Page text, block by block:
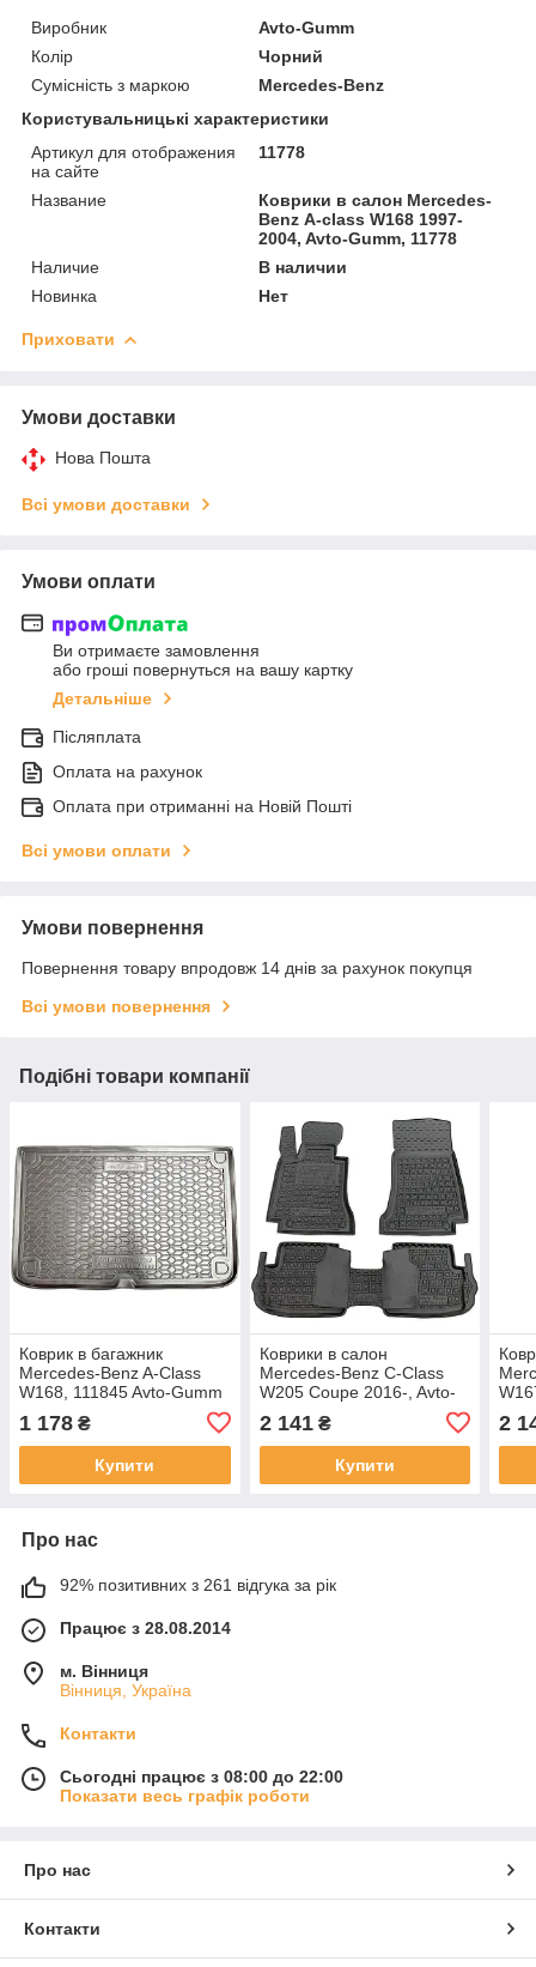
Виробник
Avto-Gumm
Колір
Чорний
Сумісність з маркою
Mercedes-Benz
Користувальницькі характеристики
Артикул для отображения
на сайте
11778
Название
Коврики в салон Mercedes-
Benz А-class W168 1997-
2004, Avto-Gumm, 11778
Наличие
В наличии
Новинка
Нет
Приховати
Умови доставки
Нова Пошта
Всі умови доставки
Умови оплати
Ви отримаєте замовлення
або гроші повернуться на вашу картку
Детальніше
Післяплата
Оплата на рахунок
Оплата при отриманні на Новій Пошті
Всі умови оплати
Умови повернення
Повернення товару впродовж 14 днів за рахунок покупця
Всі умови повернення
Подібні товари компанії
Коврик в багажник
Mercedes-Benz A-Class
W168, 111845 Avto-Gumm
1 178 ₴
Купити
Коврики в салон
Mercedes-Benz C-Class
W205 Coupe 2016-, Avto-
2 141₴
Купити
2
Про нас
92% позитивних з 261 відгука за рік
Працює з 28.08.2014
м. Вінниця
Вінниця, Україна
Контакти
Сьогодні працює з 08:00 до 22:00
Показати весь графік роботи
Про нас
Контакти